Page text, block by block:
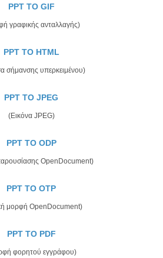
PPT TO GIF
γραφικής ανταλλαγής)
PPT TO HTML
σήμανσης υπερκειμένου)
PPT TO JPEG
(Εικόνα JPEG)
PPT TO ODP
OpenDocument)
PPT TO OTP
μορφή OpenDocument)
PPT TO PDF
φορητού εγγράφου)